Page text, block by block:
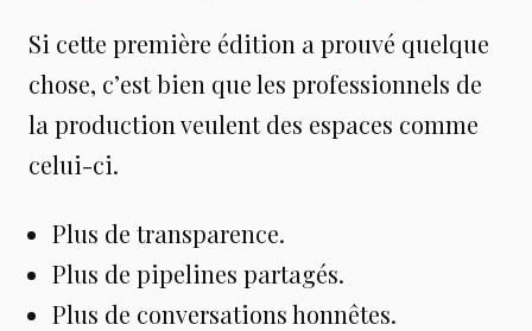
Si cette première édition a prouvé quelque
chose, c’est bien que les professionnels de
la production veulent des espaces comme
celui-ci.
Plus de transparence.
Plus de pipelines partagés.
Plus de conversations honnêtes.